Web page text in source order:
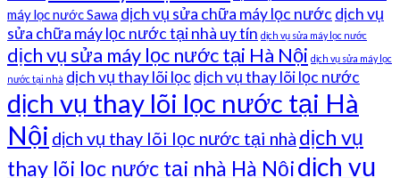
máy lọc nước Sawa dịch vụ sửa chữa máy lọc nước dịch vụ
sửa chữa máy lọc nước tại nhà uy tín dịch vụ sửa máy lọc nước
dịch vụ sửa máy lọc nước tại Hà Nội dịch vụ sửa máy lọc
nước tại nhà dịch vụ thay lõi lọc dịch vụ thay lõi lọc nước
dịch vụ thay lõi lọc nước tại Hà
Nội dịch vụ thay lõi lọc nước tại nhà dịch vụ
thay lõi lọc nước tại nhà Hà Nộidịch vụ